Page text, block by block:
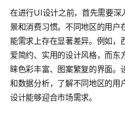
在进行UI设计之前，首先需要深
景和消费习惯。不同地区的用户
能需求上存在显著差异。例如，
爱简约、实用的设计风格，而东
睐色彩丰富、图案繁复的界面。
和数据分析，了解不同地区的用
设计能够迎合市场需求。